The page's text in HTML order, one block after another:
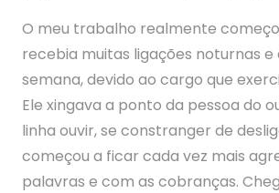
O meu trabalho realmente
recebia muitas ligações noturnas e
semana, devido ao cargo que
Ele xingava a ponto da pessoa do
linha ouvir, se constranger de
começou a ficar cada vez mais
palavras e com as cobranças.